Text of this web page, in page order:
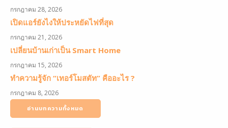
กรกฎาคม 28, 2026
เปิดแอร์ยังไงให้ประหยัดไฟที่สุด
กรกฎาคม 21, 2026
เปลี่ยนบ้านเก่าเป็น Smart Home
กรกฎาคม 15, 2026
ทำความรู้จัก “เทอร์โมสตัท” คืออะไร ?
กรกฎาคม 8, 2026
อ่านบทความทั้งหมด